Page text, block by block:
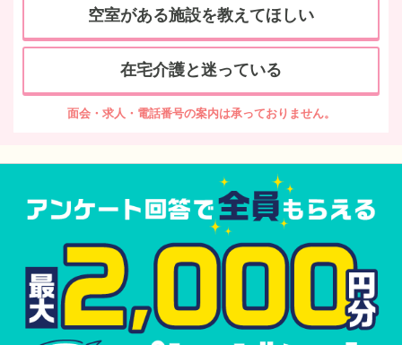
空室がある施設を教えてほしい
在宅介護と迷っている
面会・求人・電話番号の案内は承っておりません。